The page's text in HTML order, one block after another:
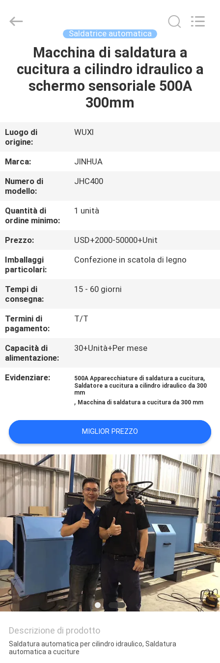
CASA
PRODOTTI
NOI
GIRO
DELLA
FABBRICA
CONTROLLO
DI
QUALITÀ
CONTATTICI
NOTIZIE
RICHIEDA
UNA
MAPPA
DEL
SITO
PRIVACY
POLICY
fornitore.
(QINGDAO)
TECHNOLOGY
ECER
Saldatrice automatica
Macchina di saldatura a
cucitura a cilindro idraulico a
schermo sensoriale 500A
300mm
Luogo di
origine:
WUXI
Marca:
JINHUA
Numero di
modello:
JHC400
Quantità di
ordine minimo:
1 unità
Prezzo:
USD+2000-50000+Unit
Imballaggi
particolari:
Confezione in scatola di legno
Tempi di
consegna:
15 - 60 giorni
Termini di
pagamento:
T/T
Capacità di
alimentazione:
30+Unità+Per mese
Evidenziare: 500A Apparecchiature di saldatura a cucitura,
Saldatore a cucitura a cilindro idraulico da 300
mm
, Macchina di saldatura a cucitura da 300 mm
MIGLIOR PREZZO
Descrizione di prodotto
Saldatura automatica per cilindro idraulico, Saldatura
automatica a cuciture